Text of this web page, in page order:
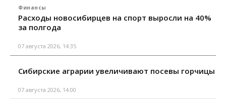
Финансы
Расходы новосибирцев на спорт выросли на 40%
за полгода
07 августа 2026, 14:35
Сибирские аграрии увеличивают посевы горчицы
07 августа 2026, 14:00